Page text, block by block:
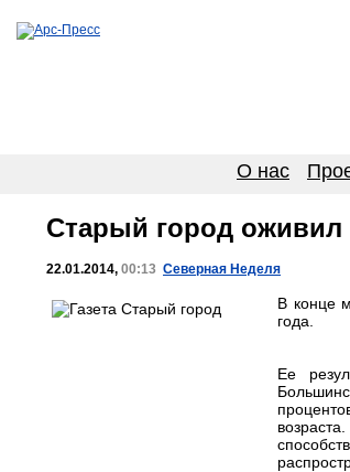
О нас
Старый город оживил
22.01.2014, 00:13 Северная Неделя
В конце
года.
Ее